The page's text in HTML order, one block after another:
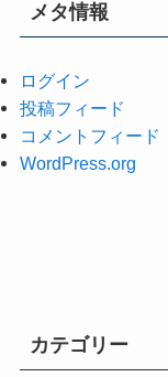
メタ情報
ログイン
投稿フィード
コメントフィード
WordPress.org
カテゴリー